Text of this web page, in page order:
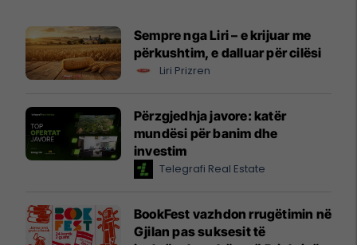
Sempre nga Liri – e krijuar me
përkushtim, e dalluar për cilësi
Liri Prizren
Përzgjedhja javore: katër
mundësi për banim dhe
investim
Telegrafi Real Estate
BookFest vazhdon rrugëtimin në
Gjilan pas suksesit të